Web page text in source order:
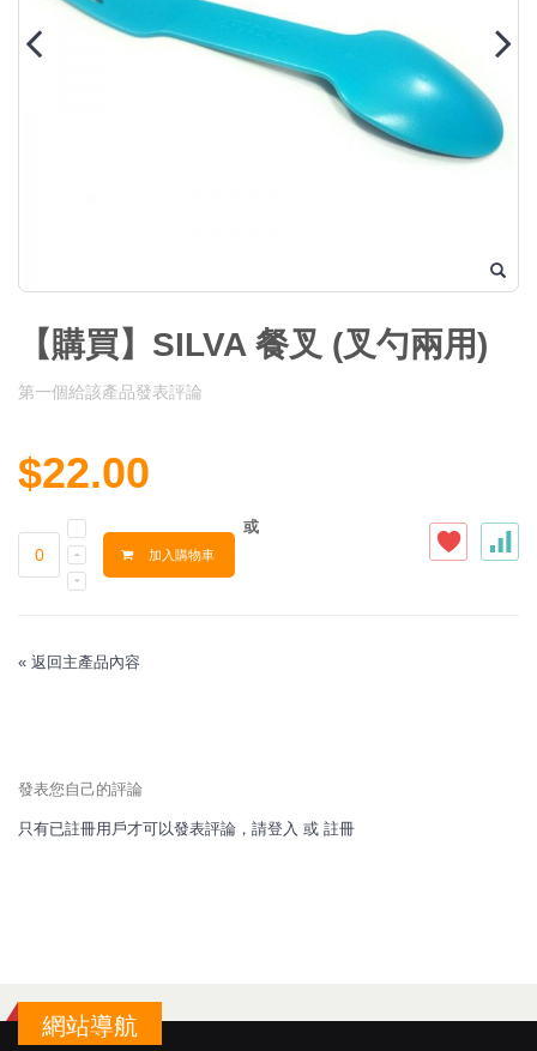
【購買】SILVA 餐叉 (叉勺兩用)
第一個給該產品發表評論
$22.00
加入購物車
或
« 返回主產品內容
發表您自己的評論
只有已註冊用戶才可以發表評論，請登入 或 註冊
網站導航